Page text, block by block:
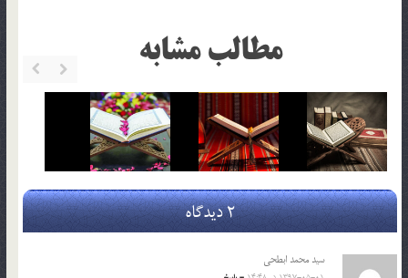
مطالب مشابه
2 دیدگاه
سید محمد ابطحی